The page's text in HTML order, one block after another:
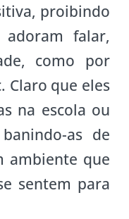
proibindo
adoram falar,
como por
Claro que eles
na escola ou
as de
ambiente que
sentem para